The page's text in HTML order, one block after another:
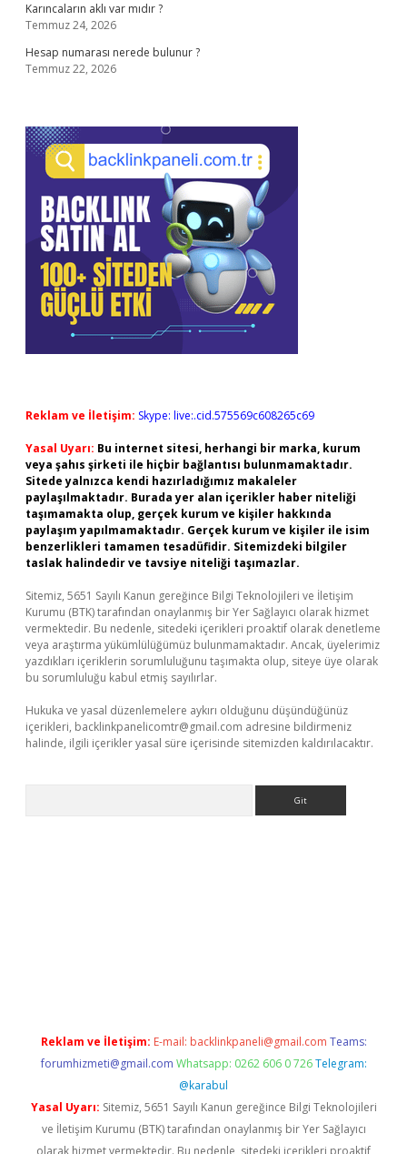
Karıncaların aklı var mıdır ?
Temmuz 24, 2026
Hesap numarası nerede bulunur ?
Temmuz 22, 2026
Reklam ve İletişim: Skype: live:.cid.575569c608265c69
Yasal Uyarı: Bu internet sitesi, herhangi bir marka, kurum
veya şahıs şirketi ile hiçbir bağlantısı bulunmamaktadır.
Sitede yalnızca kendi hazırladığımız makaleler
paylaşılmaktadır. Burada yer alan içerikler haber niteliği
taşımamakta olup, gerçek kurum ve kişiler hakkında
paylaşım yapılmamaktadır. Gerçek kurum ve kişiler ile isim
benzerlikleri tamamen tesadüfidir. Sitemizdeki bilgiler
taslak halindedir ve tavsiye niteliği taşımazlar.
Sitemiz, 5651 Sayılı Kanun gereğince Bilgi Teknolojileri ve İletişim
Kurumu (BTK) tarafından onaylanmış bir Yer Sağlayıcı olarak hizmet
vermektedir. Bu nedenle, sitedeki içerikleri proaktif olarak denetleme
veya araştırma yükümlülüğümüz bulunmamaktadır. Ancak, üyelerimiz
yazdıkları içeriklerin sorumluluğunu taşımakta olup, siteye üye olarak
bu sorumluluğu kabul etmiş sayılırlar.
Hukuka ve yasal düzenlemelere aykırı olduğunu düşündüğünüz
içerikleri, backlinkpanelicomtr@gmail.com adresine bildirmeniz
halinde, ilgili içerikler yasal süre içerisinde sitemizden kaldırılacaktır.
Reklam ve İletişim: E-mail: backlinkpaneli@gmail.com Teams:
forumhizmeti@gmail.com Whatsapp: 0262 606 0 726 Telegram:
@karabul
Yasal Uyarı: Sitemiz, 5651 Sayılı Kanun gereğince Bilgi Teknolojileri
ve İletişim Kurumu (BTK) tarafından onaylanmış bir Yer Sağlayıcı
olarak hizmet vermektedir. Bu nedenle, sitedeki içerikleri proaktif